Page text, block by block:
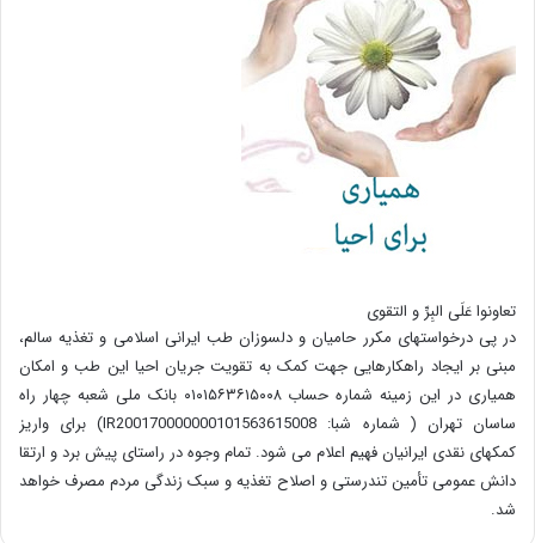
تعاونوا عَلَی البِرِّ و التقوی
در پی درخواستهای مکرر حامیان و دلسوزان طب ایرانی اسلامی و تغذیه سالم،
مبنی بر ایجاد راهکارهایی جهت کمک به تقویت جریان احیا این طب و امکان
همیاری در این زمینه شماره حساب ۰۱۰۱۵۶۳۶۱۵۰۰۸ بانک ملی شعبه چهار راه
ساسان تهران ( شماره شبا: IR200170000000101563615008) برای واریز
کمکهای نقدی ایرانیان فهیم اعلام می شود. تمام وجوه در راستای پیش برد و ارتقا
دانش عمومی تأمین تندرستی و اصلاح تغذیه و سبک زندگی مردم مصرف خواهد
شد.